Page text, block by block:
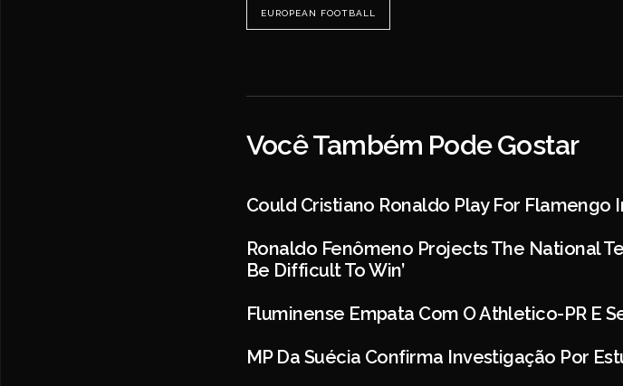
EUROPEAN FOOTBALL
Você Também Pode Gostar
Could Cristiano Ronaldo Play For Flamengo
Ronaldo Fenômeno Projects The National
Be Difficult To Win’
Fluminense Empata Com O Athletico-PR E
MP Da Suécia Confirma Investigação Por